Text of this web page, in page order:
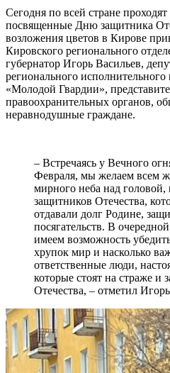
Сегодня по всей стране
посвященные Дню защитника
возложения цветов в Кирове
Кировского регионального
губернатор Игорь Васильев,
регионального
«Молодой Гвардии»,
правоохранительных органов,
неравнодушные граждане.
– Встречаясь у Вечного
Февраля, мы желаем всем
мирного неба над
защитников Отечества,
отдавали долг Родине,
посягательств. В
имеем возможность
хрупок мир и насколько
ответственные люди,
которые стоят на страже и
Отечества, – отметил